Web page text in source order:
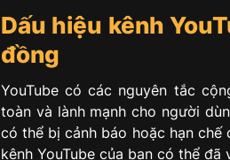
Dấu hiệu kênh
đồng
YouTube có các nguyên tắc
toàn và lành mạnh cho người
có thể bị cảnh báo hoặc hạn chế
kênh YouTube của bạn có thể